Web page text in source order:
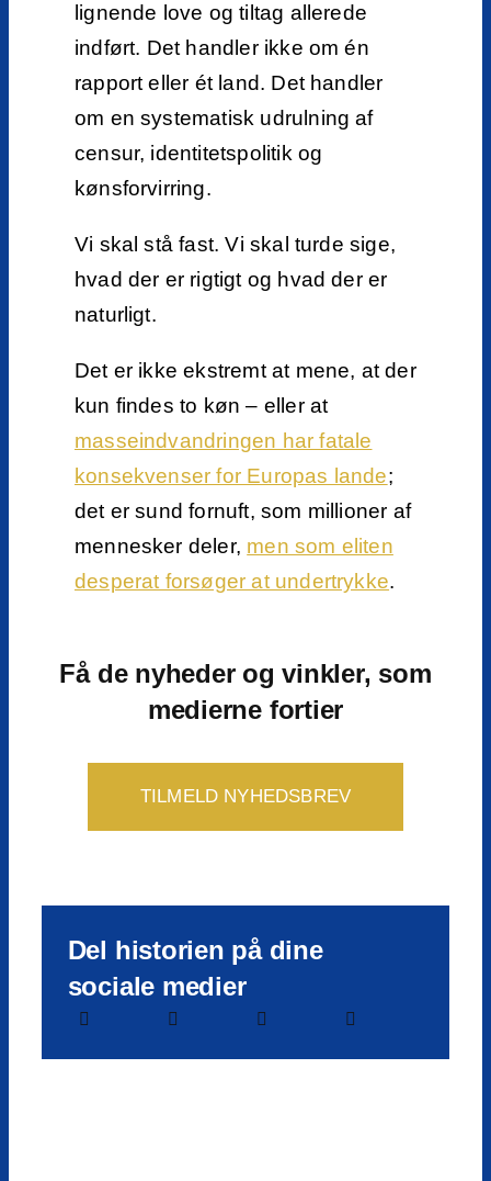
lignende love og tiltag allerede
indført. Det handler ikke om én
rapport eller ét land. Det handler
om en systematisk udrulning af
censur, identitetspolitik og
kønsforvirring.
Vi skal stå fast. Vi skal turde sige,
hvad der er rigtigt og hvad der er
naturligt.
Det er ikke ekstremt at mene, at der
kun findes to køn – eller at
masseindvandringen har fatale
konsekvenser for Europas lande;
det er sund fornuft, som millioner af
mennesker deler, men som eliten
desperat forsøger at undertrykke.
Få de nyheder og vinkler, som
medierne fortier
TILMELD NYHEDSBREV
Del historien på dine
sociale medier